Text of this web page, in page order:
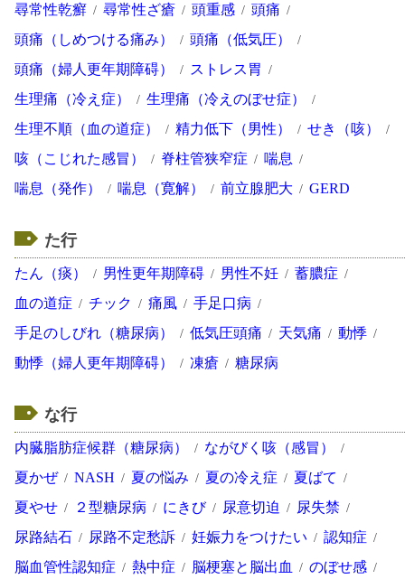
尋常性乾癬
尋常性ざ瘡 頭重感
頭痛
頭痛（しめつける痛み）
頭痛（低気圧）
頭痛（婦人更年期障碍）
ストレス胃
生理痛（冷え症）
生理痛（冷えのぼせ症）
生理不順（血の道症）
精力低下（男性）
せき（咳）
咳（こじれた感冒）
脊柱管狭窄症
喘息
喘息（発作）
喘息（寛解） 前立腺肥大 GERD
た行
たん（痰） 男性更年期障碍 男性不妊
蓄膿症
血の道症
チック 痛風
手足口病
手足のしびれ（糖尿病）
低気圧頭痛 天気痛
動悸
動悸（婦人更年期障碍）
凍瘡 糖尿病
な行
内臓脂肪症候群（糖尿病）
ながびく咳（感冒）
夏かぜ
NASH 夏の悩み 夏の冷え症
夏ばて
夏やせ
２型糖尿病 にきび 尿意切迫
尿失禁
尿路結石
尿路不定愁訴 妊娠力をつけたい
認知症
脳血管性認知症
熱中症 脳梗塞と脳出血
のぼせ感